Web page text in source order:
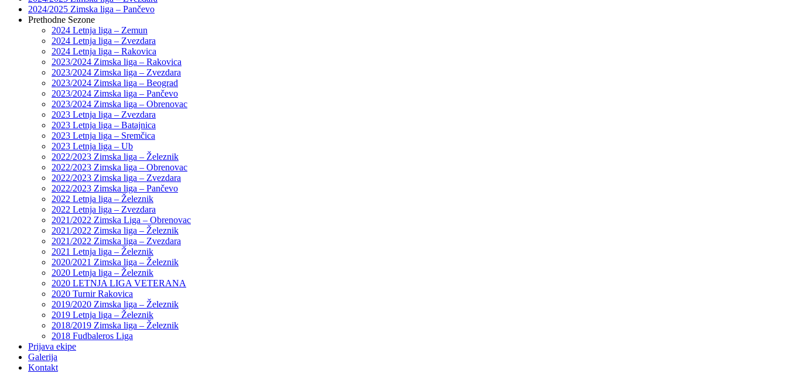
2024/2025 Zimska liga – Pančevo
Prethodne Sezone
2024 Letnja liga – Zemun
2024 Letnja liga – Zvezdara
2024 Letnja liga – Rakovica
2023/2024 Zimska liga – Rakovica
2023/2024 Zimska liga – Zvezdara
2023/2024 Zimska liga – Beograd
2023/2024 Zimska liga – Pančevo
2023/2024 Zimska liga – Obrenovac
2023 Letnja liga – Zvezdara
2023 Letnja liga – Batajnica
2023 Letnja liga – Sremčica
2023 Letnja liga – Ub
2022/2023 Zimska liga – Železnik
2022/2023 Zimska liga – Obrenovac
2022/2023 Zimska liga – Zvezdara
2022/2023 Zimska liga – Pančevo
2022 Letnja liga – Železnik
2022 Letnja liga – Zvezdara
2021/2022 Zimska Liga – Obrenovac
2021/2022 Zimska liga – Železnik
2021/2022 Zimska liga – Zvezdara
2021 Letnja liga – Železnik
2020/2021 Zimska liga – Železnik
2020 Letnja liga – Železnik
2020 LETNJA LIGA VETERANA
2020 Turnir Rakovica
2019/2020 Zimska liga – Železnik
2019 Letnja liga – Železnik
2018/2019 Zimska liga – Železnik
2018 Fudbaleros Liga
Prijava ekipe
Galerija
Kontakt